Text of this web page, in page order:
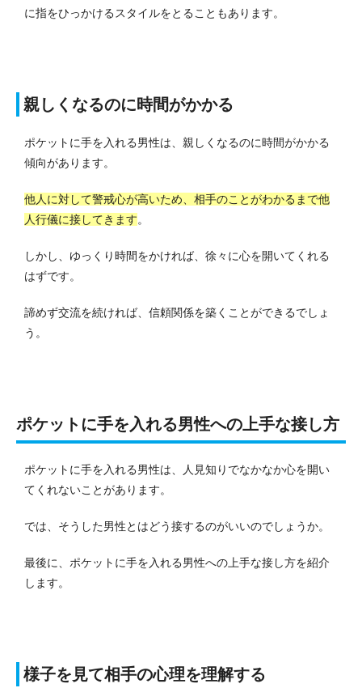
に指をひっかけるスタイルをとることもあります。
親しくなるのに時間がかかる
ポケットに手を入れる男性は、親しくなるのに時間がかかる
傾向があります。
他人に対して警戒心が高いため、相手のことがわかるまで他
人行儀に接してきます。
しかし、ゆっくり時間をかければ、徐々に心を開いてくれる
はずです。
諦めず交流を続ければ、信頼関係を築くことができるでしょ
う。
ポケットに手を入れる男性への上手な接し方
ポケットに手を入れる男性は、人見知りでなかなか心を開い
てくれないことがあります。
では、そうした男性とはどう接するのがいいのでしょうか。
最後に、ポケットに手を入れる男性への上手な接し方を紹介
します。
様子を見て相手の心理を理解する